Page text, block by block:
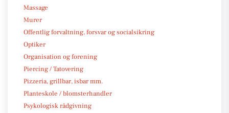
Massage
Murer
Offentlig forvaltning, forsvar og socialsikring
Optiker
Organisation og forening
Piercing / Tatovering
Pizzeria, grillbar, isbar mm.
Planteskole / blomsterhandler
Psykologisk rådgivning